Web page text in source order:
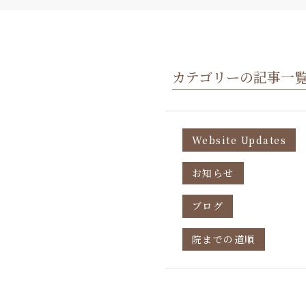
カテゴリーの記事一
Website Updates
お知らせ
ブログ
院までの道順